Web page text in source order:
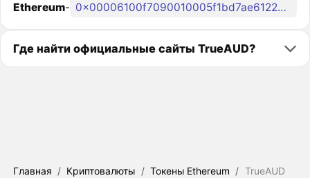
Ethereum- 0x00006100f7090010005f1bd7ae6122c3c2cf0090
Где найти официальные сайты TrueAUD?
Главная / Криптовалюты / Токены Ethereum / TrueAUD